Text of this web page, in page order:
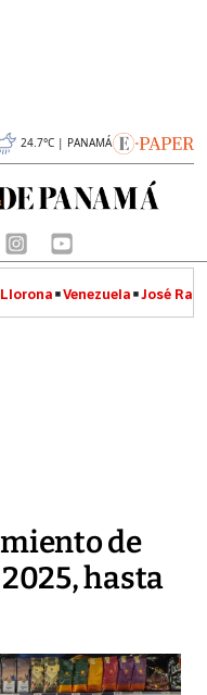
24.7°C | PANAMÁ
Venezuela José
de
hasta